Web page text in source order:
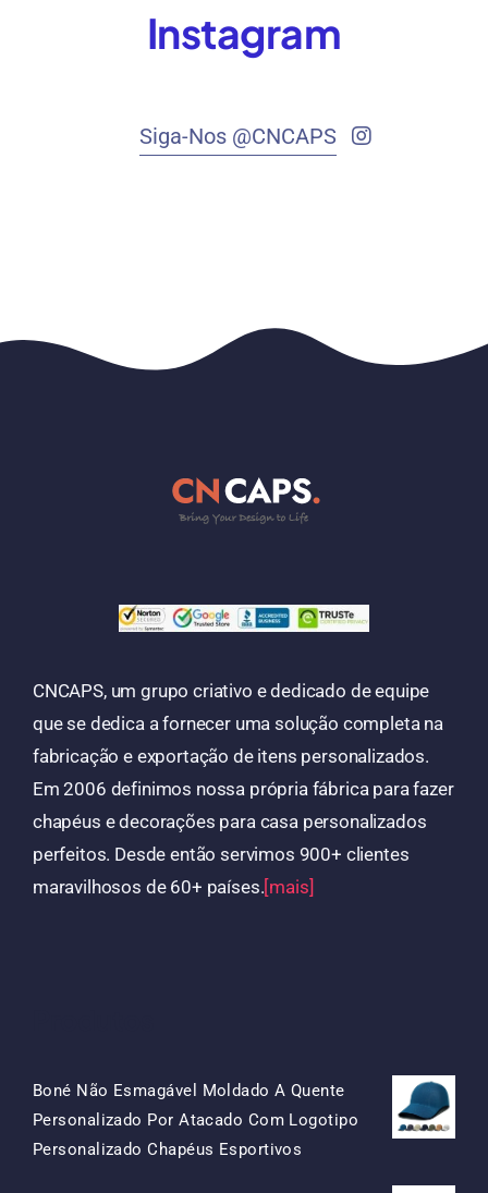
Instagram
Siga-Nos @CNCAPS
CNCAPS, um grupo criativo e dedicado de equipe
que se dedica a fornecer uma solução completa na
fabricação e exportação de itens personalizados.
Em 2006 definimos nossa própria fábrica para fazer
chapéus e decorações para casa personalizados
perfeitos. Desde então servimos 900+ clientes
maravilhosos de 60+ países.[mais]
Boné Não Esmagável Moldado A Quente
Personalizado Por Atacado Com Logotipo
Personalizado Chapéus Esportivos